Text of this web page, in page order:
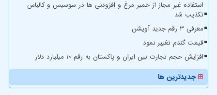
استفاده غیر مجاز از خمیر مرغ و افزودنی ها در سوسیس و کالباس
تکذیب شد
معرفی ۳ رقم جدید آویشن
قیمت گندم تغییر نمود
افزایش حجم تجارت بین ایران و پاکستان به رقم 10 میلیارد دلار
جدیدترین ها